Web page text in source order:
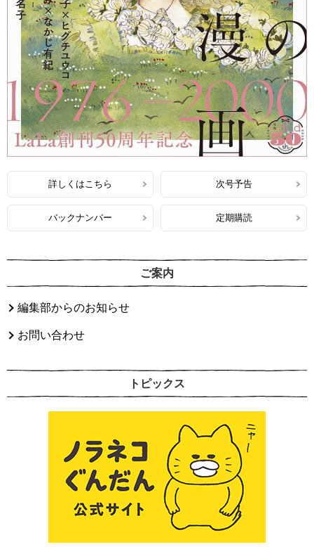
詳しくはこちら 次号予告
バックナンバー 定期購読
ご案内
編集部からのお知らせ
お問い合わせ
トピックス